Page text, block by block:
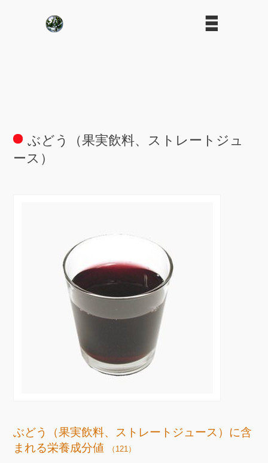
ぶどう（果実飲料、ストレートジュ
ース）
ぶどう（果実飲料、ストレートジュース）に含
まれる栄養成分値
（121）